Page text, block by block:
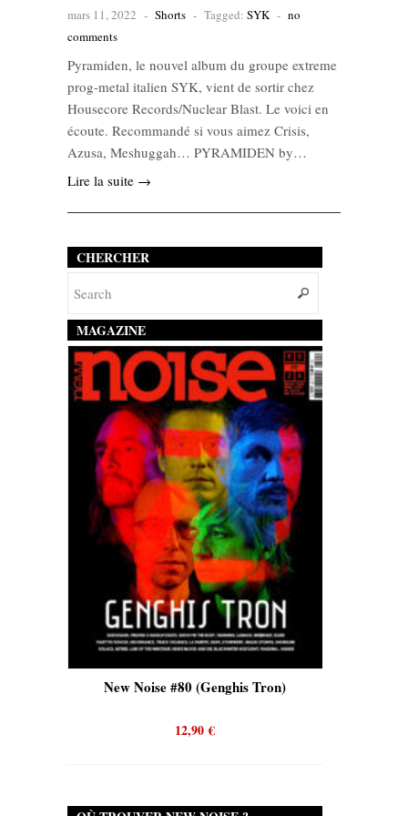
mars 11, 2022 - Shorts - Tagged: SYK - no
comments
Pyramiden, le nouvel album du groupe extreme
prog-metal italien SYK, vient de sortir chez
Housecore Records/Nuclear Blast. Le voici en
écoute. Recommandé si vous aimez Crisis,
Azusa, Meshuggah… PYRAMIDEN by…
Lire la suite →
CHERCHER
MAGAZINE
New Noise #80 (Genghis Tron)
12,90€